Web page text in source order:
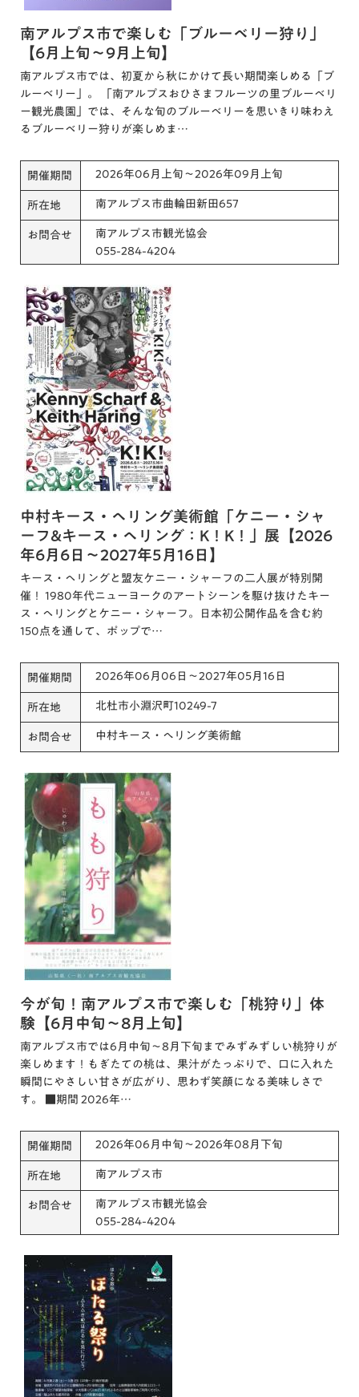
南アルプス市で楽しむ「ブルーベリー狩り」
【6月上旬～9月上旬】
南アルプス市では、初夏から秋にかけて長い期間楽しめる「ブ
ルーベリー」。 「南アルプスおひさまフルーツの里ブルーベリ
ー観光農園」では、そんな旬のブルーベリーを思いきり味わえ
るブルーベリー狩りが楽しめま…
開催期間 2026年06月上旬～2026年09月上旬
所在地 南アルプス市曲輪田新田657
お問合せ
南アルプス市観光協会
055-284-4204
中村キース・ヘリング美術館「ケニー・シャ
ーフ&キース・ヘリング：K！K！」展【2026
年6月6日～2027年5月16日】
キース・ヘリングと盟友ケニー・シャーフの二人展が特別開
催！ 1980年代ニューヨークのアートシーンを駆け抜けたキー
ス・ヘリングとケニー・シャーフ。日本初公開作品を含む約
150点を通して、ポップで…
開催期間 2026年06月06日～2027年05月16日
所在地 北杜市小淵沢町10249-7
お問合せ 中村キース・へリング美術館
今が旬！南アルプス市で楽しむ「桃狩り」体
験【6月中旬～8月上旬】
南アルプス市では6月中旬〜8月下旬までみずみずしい桃狩りが
楽しめます！もぎたての桃は、果汁がたっぷりで、口に入れた
瞬間にやさしい甘さが広がり、思わず笑顔になる美味しさで
す。 ■期間 2026年…
開催期間 2026年06月中旬～2026年08月下旬
所在地 南アルプス市
お問合せ
南アルプス市観光協会
055-284-4204